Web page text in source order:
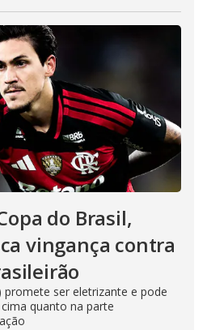
do Brasil,
vingança contra
ser eletrizante e pode
quanto na parte